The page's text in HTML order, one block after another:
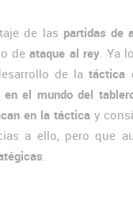
de las partidas de
o deataque al rey. Ya
de latáctica
en el mundo del
en la tácticay
a ello, pero que